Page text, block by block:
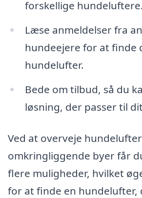
forskellige hundeluftere.
Læse anmeldelser fra
hundeejere for at finde
hundelufter.
Bede om tilbud, så du
løsning, der passer til
Ved at overveje
omkringliggende byer får
flere muligheder, hvilket
for at finde en hundelufter,